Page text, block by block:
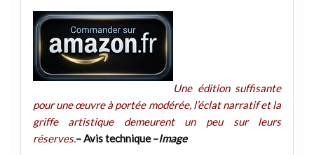
Une édition suffisante
pour une œuvre à portée modérée, l’éclat narratif et la
griffe artistique demeurent un peu sur leurs
réserves.– Avis technique –Image